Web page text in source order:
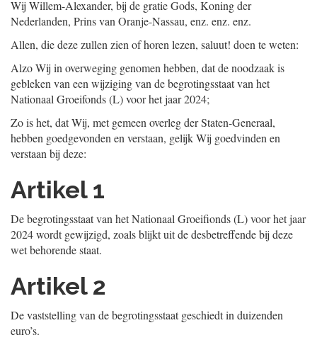
Wij Willem-Alexander, bij de gratie Gods, Koning der
Nederlanden, Prins van Oranje-Nassau, enz. enz. enz.
Allen, die deze zullen zien of horen lezen, saluut! doen te weten:
Alzo Wij in overweging genomen hebben, dat de noodzaak is
gebleken van een wijziging van de begrotingsstaat van het
Nationaal Groeifonds (L) voor het jaar 2024;
Zo is het, dat Wij, met gemeen overleg der Staten-Generaal,
hebben goedgevonden en verstaan, gelijk Wij goedvinden en
verstaan bij deze:
Artikel 1
De begrotingsstaat van het Nationaal Groeifionds (L) voor het jaar
2024 wordt gewijzigd, zoals blijkt uit de desbetreffende bij deze
wet behorende staat.
Artikel 2
De vaststelling van de begrotingsstaat geschiedt in duizenden
euro’s.